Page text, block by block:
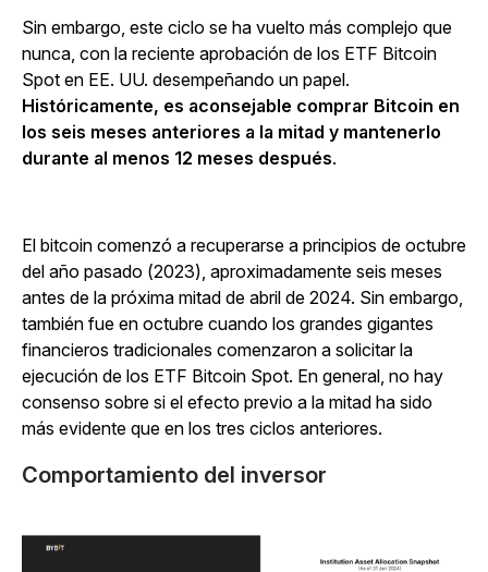
Sin embargo, este ciclo se ha vuelto más complejo que
nunca, con la reciente aprobación de los ETF Bitcoin
Spot en EE. UU. desempeñando un papel.
Históricamente, es aconsejable comprar Bitcoin en
los seis meses anteriores a la mitad y mantenerlo
durante al menos 12 meses después.
El bitcoin comenzó a recuperarse a principios de octubre
del año pasado (2023), aproximadamente seis meses
antes de la próxima mitad de abril de 2024. Sin embargo,
también fue en octubre cuando los grandes gigantes
financieros tradicionales comenzaron a solicitar la
ejecución de los ETF Bitcoin Spot. En general, no hay
consenso sobre si el efecto previo a la mitad ha sido
más evidente que en los tres ciclos anteriores.
Comportamiento del inversor